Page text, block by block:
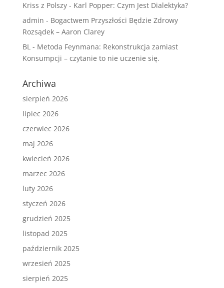
Kriss z Polszy- Karl Popper: Czym Jest Dialektyka?
admin - Bogactwem Przyszłości Będzie Zdrowy
Rozsądek – Aaron Clarey
BL- Metoda Feynmana: Rekonstrukcja zamiast
Konsumpcji – czytanie to nie uczenie się.
Archiwa
sierpień 2026
lipiec 2026
czerwiec 2026
maj 2026
kwiecień 2026
marzec 2026
luty 2026
styczeń 2026
grudzień 2025
listopad 2025
październik 2025
wrzesień 2025
sierpień 2025